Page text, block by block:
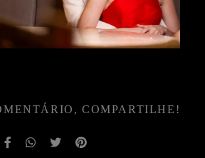
COMPARTILHE!